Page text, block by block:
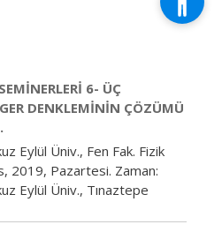
6- ÜÇ
DENKLEMININ ÇÖZÜMÜ
Eylül Üniv., Fen Fak. Fizik
2019, Pazartesi. Zaman:
Eylül Üniv., Tınaztepe